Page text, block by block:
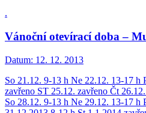
.
Vánoční otevírací doba –
Datum: 12. 12. 2013
So 21.12. 9-13 h Ne 22.12. 13-17 h
zavřeno ST 25.12. zavřeno Čt
So 28.12. 9-13 h Ne 29.12. 13-17 h